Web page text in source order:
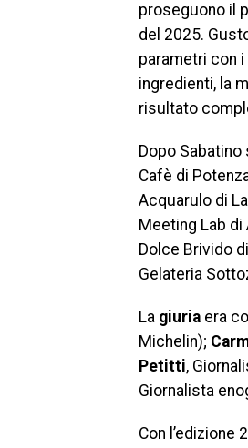
proseguono il
del 2025.
parametri con
ingredienti, la
risultato
Dopo
Cafè di
Acquarulo di
Meeting Lab di
Dolce Brivido
Gelateria
La giuria era
Michelin);
Petitti,
Giornalista
Con